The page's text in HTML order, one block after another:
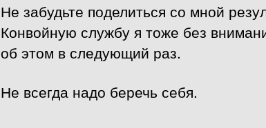
Не забудьте поделиться со мной
Конвойную службу я тоже без
об этом в следующий раз.
Не всегда надо беречь себя.